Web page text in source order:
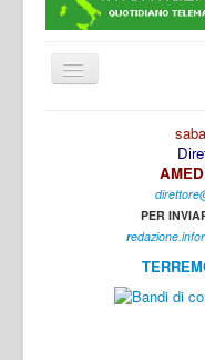
Cambia
navigazione
PER
r